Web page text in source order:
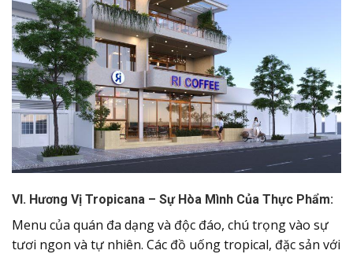
VI. Hương Vị Tropicana – Sự Hòa Mình Của Thực Phẩm:
Menu của quán đa dạng và độc đáo, chú trọng vào sự
tươi ngon và tự nhiên. Các đồ uống tropical, đặc sản với